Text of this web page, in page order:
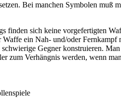
Bei manchen Symbolen muß
sich keine vorgefertigten
ein Nah- und/oder
Gegner konstruieren.
zum Verhängnis werden, wenn